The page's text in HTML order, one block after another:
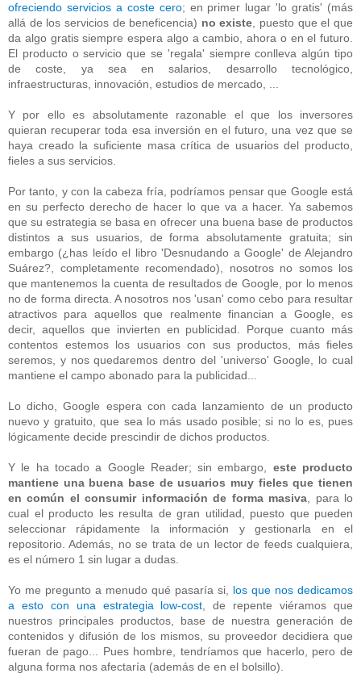
ofreciendo servicios a coste cero; en primer lugar 'lo gratis' (más
allá de los servicios de beneficencia) no existe, puesto que el que
da algo gratis siempre espera algo a cambio, ahora o en el futuro.
El producto o servicio que se 'regala' siempre conlleva algún tipo
de coste, ya sea en salarios, desarrollo tecnológico,
infraestructuras, innovación, estudios de mercado, ...
Y por ello es absolutamente razonable el que los inversores
quieran recuperar toda esa inversión en el futuro, una vez que se
haya creado la suficiente masa crítica de usuarios del producto,
fieles a sus servicios.
Por tanto, y con la cabeza fría, podríamos pensar que Google está
en su perfecto derecho de hacer lo que va a hacer. Ya sabemos
que su estrategia se basa en ofrecer una buena base de productos
distintos a sus usuarios, de forma absolutamente gratuita; sin
embargo (¿has leído el libro 'Desnudando a Google' de Alejandro
Suárez?, completamente recomendado), nosotros no somos los
que mantenemos la cuenta de resultados de Google, por lo menos
no de forma directa. A nosotros nos 'usan' como cebo para resultar
atractivos para aquellos que realmente financian a Google, es
decir, aquellos que invierten en publicidad. Porque cuanto más
contentos estemos los usuarios con sus productos, más fieles
seremos, y nos quedaremos dentro del 'universo' Google, lo cual
mantiene el campo abonado para la publicidad...
Lo dicho, Google espera con cada lanzamiento de un producto
nuevo y gratuito, que sea lo más usado posible; si no lo es, pues
lógicamente decide prescindir de dichos productos.
Y le ha tocado a Google Reader; sin embargo, este producto
mantiene una buena base de usuarios muy fieles que tienen
en común el consumir información de forma masiva, para lo
cual el producto les resulta de gran utilidad, puesto que pueden
seleccionar rápidamente la información y gestionarla en el
repositorio. Además, no se trata de un lector de feeds cualquiera,
es el número 1 sin lugar a dudas.
Yo me pregunto a menudo qué pasaría si, los que nos dedicamos
a esto con una estrategia low-cost, de repente viéramos que
nuestros principales productos, base de nuestra generación de
contenidos y difusión de los mismos, su proveedor decidiera que
fueran de pago... Pues hombre, tendríamos que hacerlo, pero de
alguna forma nos afectaría (además de en el bolsillo).